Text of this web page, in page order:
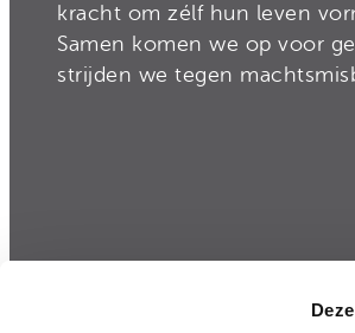
kracht om zélf hun leven
Samen komen we op voor
strijden we tegen